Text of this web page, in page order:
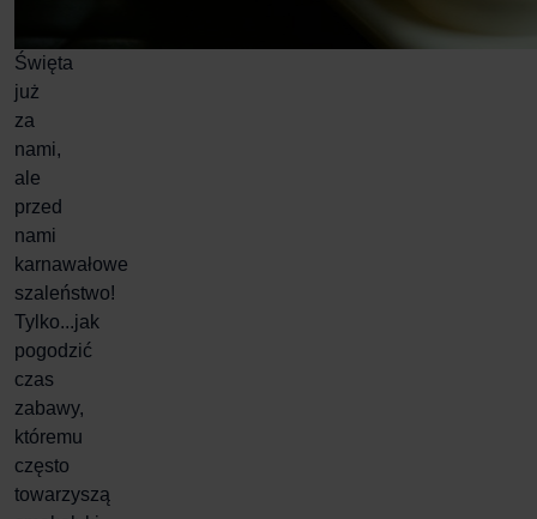
Święta
już
za
nami,
ale
przed
nami
karnawałowe
szaleństwo!
Tylko...jak
pogodzić
czas
zabawy,
któremu
często
towarzyszą